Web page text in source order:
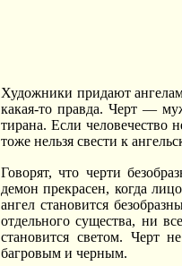
Художники придают
какая-то правда. Черт —
тирана. Если человечество
тоже нельзя свести к
Говорят, что черти
демон прекрасен, когда
ангел становится
отдельного существа, ни
становится светом. Черт
багровым и черным.